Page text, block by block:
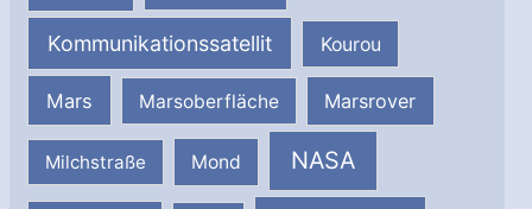
Kommunikationssatellit Kourou
Mars Marsoberfläche Marsrover
Milchstraße Mond NASA